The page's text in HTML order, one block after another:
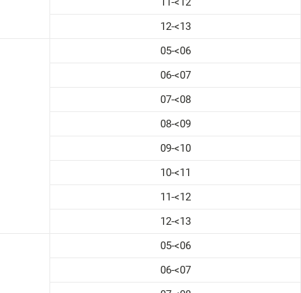
12-<13
05-<06
06-<07
07-<08
08-<09
09-<10
10-<11
11-<12
12-<13
05-<06
06-<07